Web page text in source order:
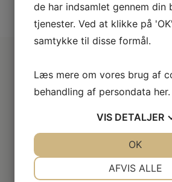
de har indsamlet gennem din
tjenester. Ved at klikke på
samtykke til disse formål.
Læs mere om vores brug af
behandling af persondata her.
VIS DETALJER
AFVIS ALLE
OK